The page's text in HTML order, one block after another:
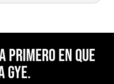
primero en Que
Gye.